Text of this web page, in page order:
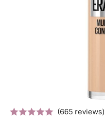
(665 reviews)